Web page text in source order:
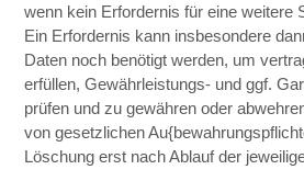
wenn kein Erfordernis für eine weitere
Ein Erfordernis kann insbesondere
Daten noch benötigt werden, um
erfüllen, Gewährleistungs- und ggf.
prüfen und zu gewähren oder
von gesetzlichen
Löschung erst nach Ablauf der